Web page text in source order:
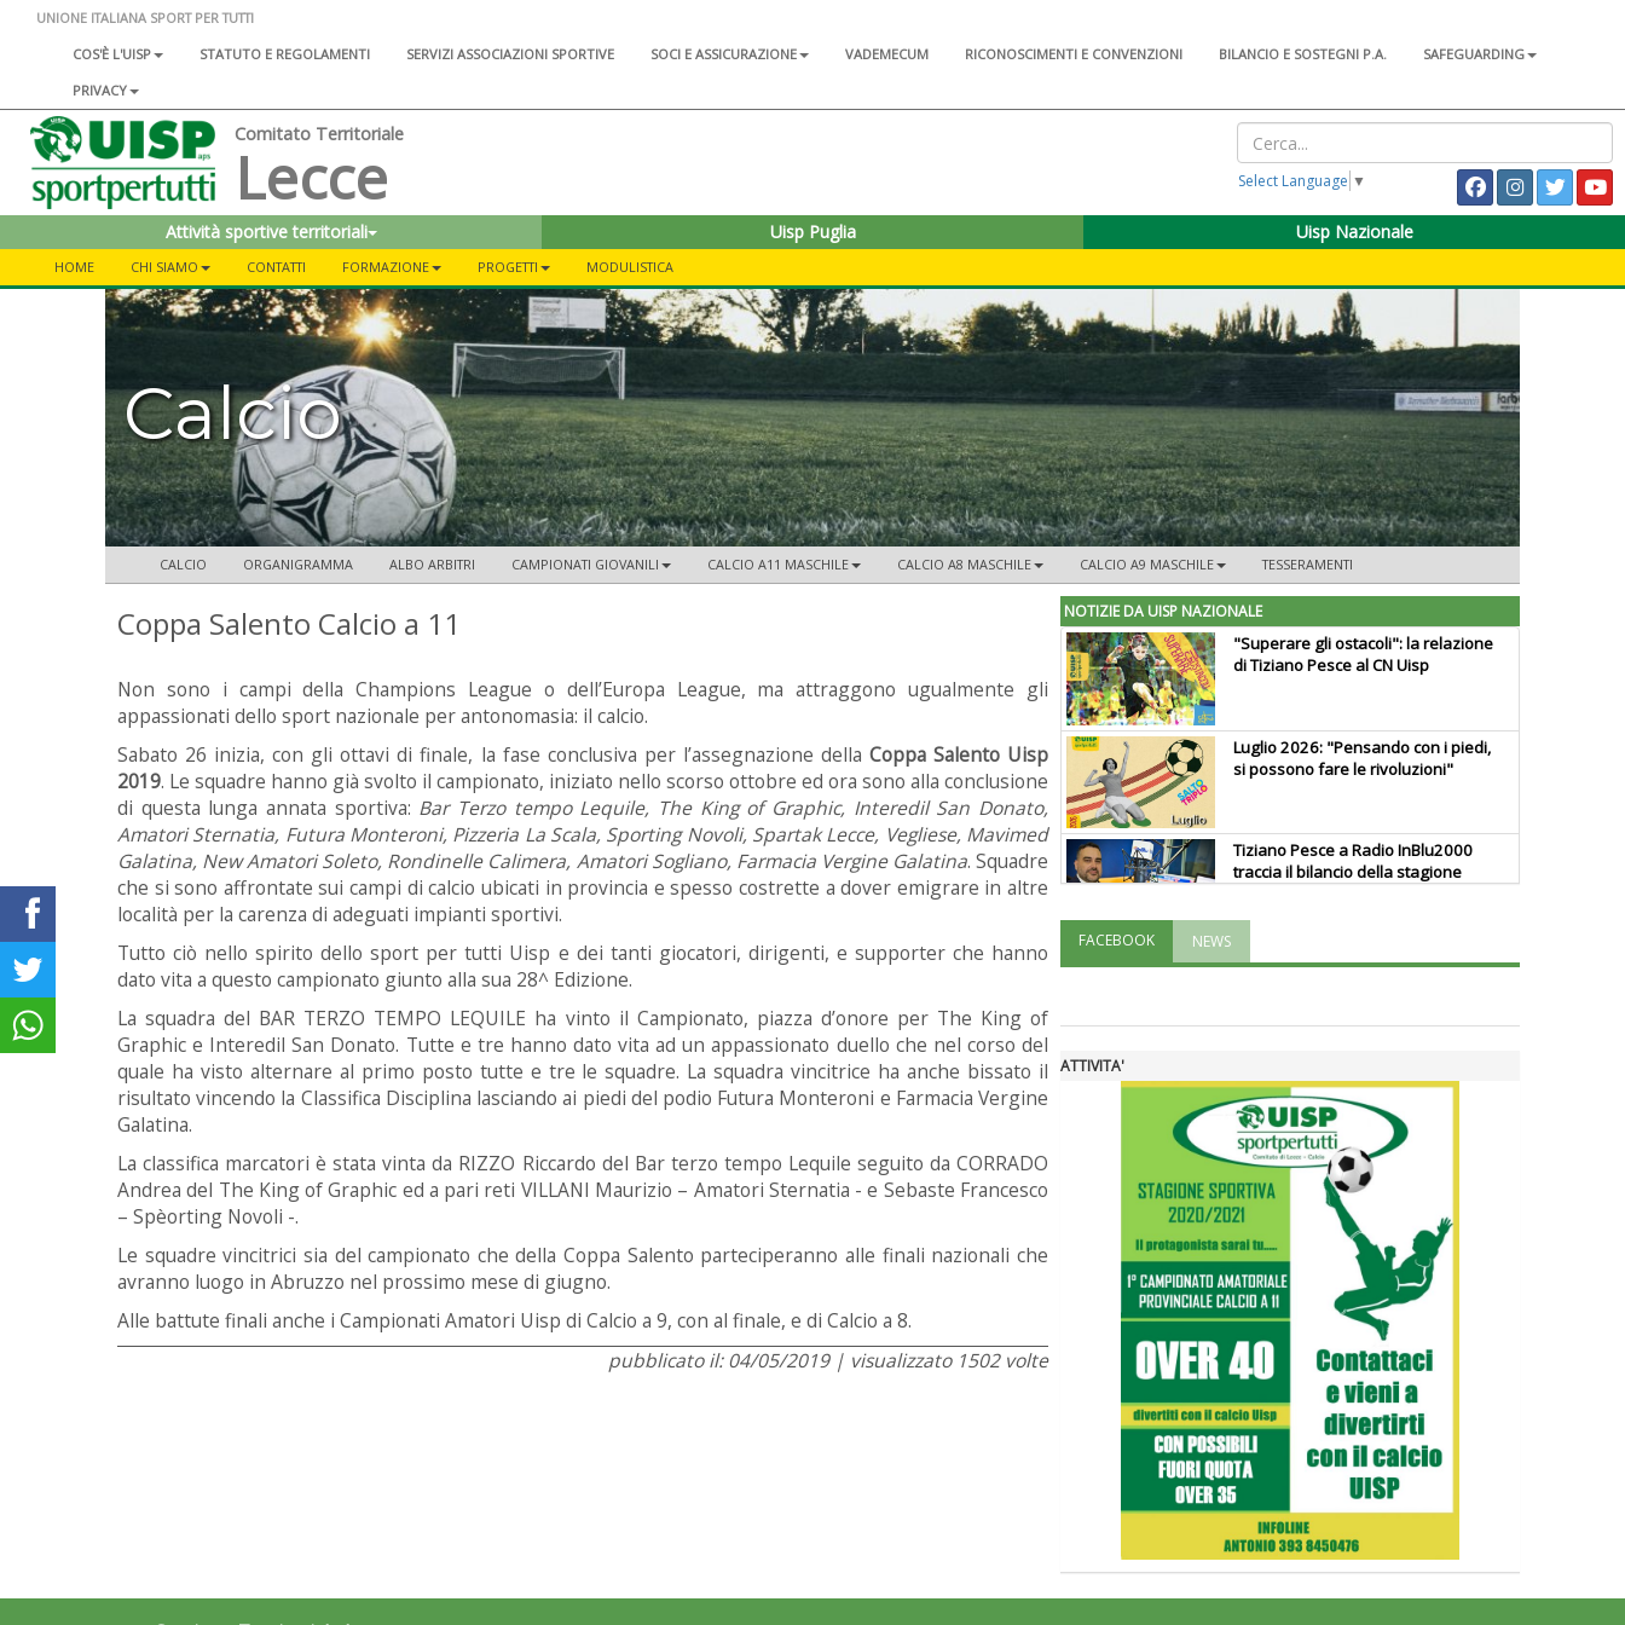
UNIONE ITALIANA SPORT PER TUTTI
COS'È L'UISP
STATUTO E REGOLAMENTI SERVIZI ASSOCIAZIONI SPORTIVE SOCI E ASSICURAZIONE VADEMECUM RICONOSCIMENTI E CONVENZIONI BILANCIO E SOSTEGNI P.A.
SAFEGUARDING
PRIVACY
Comitato Territoriale
Lecce Select Language ▼
Attività sportive territoriali Uisp Puglia Uisp Nazionale
HOME CHI SIAMO CONTATTI FORMAZIONE PROGETTI MODULISTICA
Calcio
CALCIO ORGANIGRAMMA ALBO ARBITRI CAMPIONATI GIOVANILI CALCIO A11 MASCHILE CALCIO A8 MASCHILE CALCIO A9 MASCHILE TESSERAMENTI
Coppa Salento Calcio a 11
Non sono i campi della Champions League o dell’Europa League, ma attraggono ugualmente gli
appassionati dello sport nazionale per antonomasia: il calcio.
Sabato 26 inizia, con gli ottavi di finale, la fase conclusiva per l’assegnazione della Coppa Salento Uisp
2019. Le squadre hanno già svolto il campionato, iniziato nello scorso ottobre ed ora sono alla conclusione
di questa lunga annata sportiva: Bar Terzo tempo Lequile, The King of Graphic, Interedil San Donato,
Amatori Sternatia, Futura Monteroni, Pizzeria La Scala, Sporting Novoli, Spartak Lecce, Vegliese, Mavimed
Galatina, New Amatori Soleto, Rondinelle Calimera, Amatori Sogliano, Farmacia Vergine Galatina. Squadre
che si sono affrontate sui campi di calcio ubicati in provincia e spesso costrette a dover emigrare in altre
località per la carenza di adeguati impianti sportivi.
Tutto ciò nello spirito dello sport per tutti Uisp e dei tanti giocatori, dirigenti, e supporter che hanno
dato vita a questo campionato giunto alla sua 28^ Edizione.
La squadra del BAR TERZO TEMPO LEQUILE ha vinto il Campionato, piazza d’onore per The King of
Graphic e Interedil San Donato. Tutte e tre hanno dato vita ad un appassionato duello che nel corso del
quale ha visto alternare al primo posto tutte e tre le squadre. La squadra vincitrice ha anche bissato il
risultato vincendo la Classifica Disciplina lasciando ai piedi del podio Futura Monteroni e Farmacia Vergine
Galatina.
La classifica marcatori è stata vinta da RIZZO Riccardo del Bar terzo tempo Lequile seguito da CORRADO
Andrea del The King of Graphic ed a pari reti VILLANI Maurizio – Amatori Sternatia - e Sebaste Francesco
– Spèorting Novoli -.
Le squadre vincitrici sia del campionato che della Coppa Salento parteciperanno alle finali nazionali che
avranno luogo in Abruzzo nel prossimo mese di giugno.
Alle battute finali anche i Campionati Amatori Uisp di Calcio a 9, con al finale, e di Calcio a 8.
pubblicato il: 04/05/2019 | visualizzato 1502 volte
NOTIZIE DA UISP NAZIONALE
"Superare gli ostacoli": la relazione
di Tiziano Pesce al CN Uisp
Luglio 2026: "Pensando con i piedi,
si possono fare le rivoluzioni"
Tiziano Pesce a Radio InBlu2000
traccia il bilancio della stagione
prosegue anche in estate
Tiziano Pesce nel Cda di
Fondazione Terzjus: prima riunione
a Roma
FACEBOOK NEWS
ATTIVITA'